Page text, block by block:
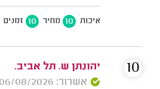
איכות 10 מחיר 10 זמנים
יהונתן ש. תל אביב.
אשרור: 06/08/2026
10